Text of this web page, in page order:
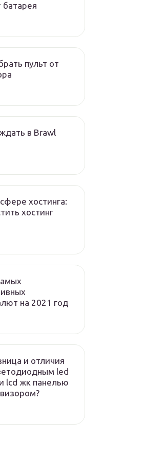
батарея
пульт от
в Brawl
хостинга:
хостинг
на 2021 год
и отличия
led
lcd жк панелью